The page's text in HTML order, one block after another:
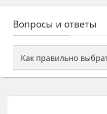
Вопросы и ответы
Как правильно
Сначала
затем смотрите на